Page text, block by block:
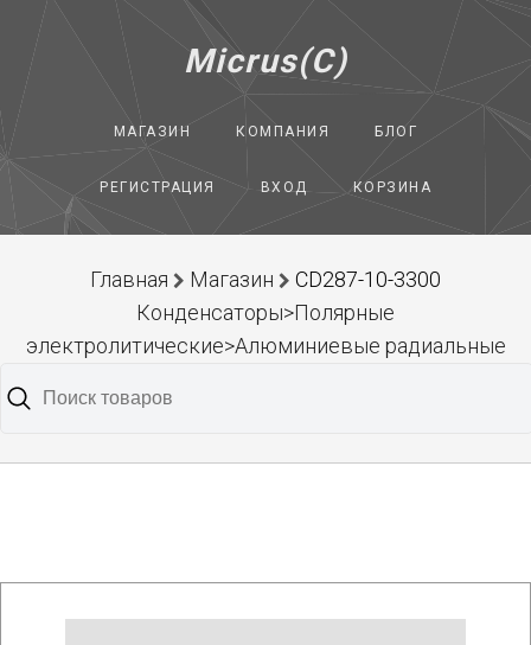
Micrus(C)
МАГАЗИН КОМПАНИЯ БЛОГ
РЕГИСТРАЦИЯ ВХОД КОРЗИНА
Главная Магазин
CD287-10-3300
Конденсаторы>Полярные
электролитические>Алюминиевые радиальные